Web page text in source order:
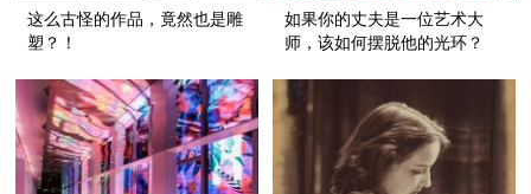
这么古怪的作品，竟然也是雕
塑？！
如果你的丈夫是一位艺术大
师，该如何摆脱他的光环？